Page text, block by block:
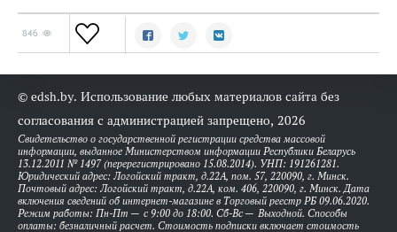
846
© edsh.by. Использование любых материалов сайта без
согласования с администрацией запрещено, 2026
Свидетельство о государственной регистрации средства массовой
информации, выданное Министерством информации Республики Беларусь
13.12.2011 № 1497 (перерегистрировано 15.08.2014). УНП: 191261281.
Юридический адрес: Логойский тракт, д.22А, пом. 57, 220090, г. Минск.
Почтовый адрес: Логойский тракт, д.22А, ком. 406, 220090, г. Минск. Дата
включения сведений об интернет-магазине в Торговый реестр РБ 09.06.2020.
Режим работы: Пн-Пт — с 9:00 до 18:00. Сб-Вс — Выходной. Способы
оплаты: безналичный расчет. Стоимость подписки включает стоимость